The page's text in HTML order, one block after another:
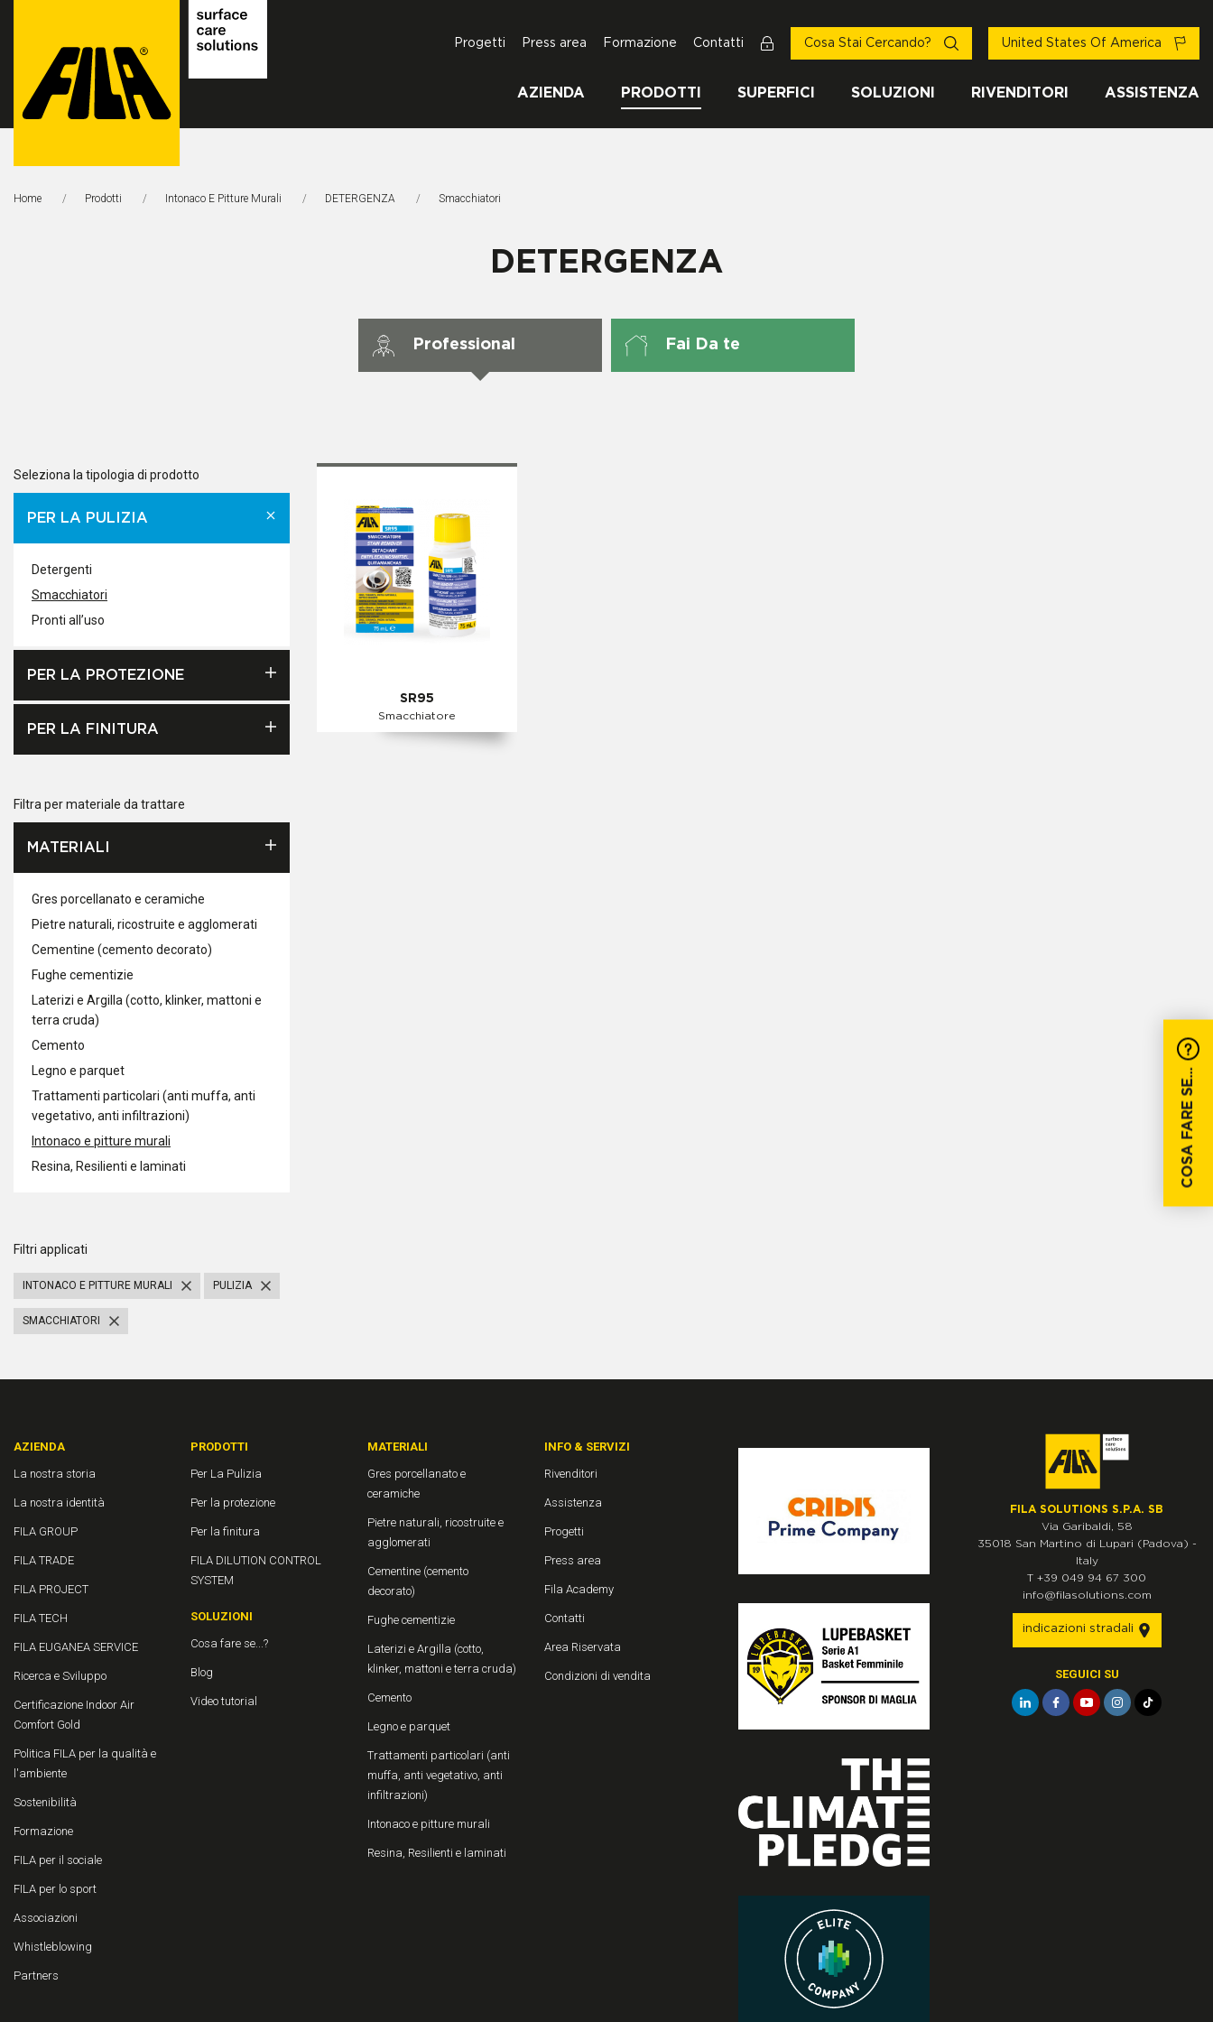
Solutions
AZIENDA PRODOTTI SUPERFICI SOLUZIONI RIVENDITORI ASSISTENZA
Progetti Press area Formazione Contatti Cosa Stai Cercando? United States Of America
COSA FARE SE...
Home Prodotti Intonaco E Pitture Murali DETERGENZA Pagina Corrente:
Smacchiatori
DETERGENZA
Professional Fai Da te
Seleziona la tipologia di prodotto
PER LA PULIZIA
Detergenti
Smacchiatori
Pronti all’uso
PER LA PROTEZIONE
PER LA FINITURA
Filtra per materiale da trattare
MATERIALI
Gres porcellanato e ceramiche
Pietre naturali, ricostruite e agglomerati
Cementine (cemento decorato)
Fughe cementizie
Laterizi e Argilla (cotto, klinker, mattoni e
terra cruda)
Cemento
Legno e parquet
Trattamenti particolari (anti muffa, anti
vegetativo, anti infiltrazioni)
Intonaco e pitture murali
Resina, Resilienti e laminati
Filtri applicati
INTONACO E PITTURE MURALI PULIZIA
SMACCHIATORI
SR95
Smacchiatore
AZIENDA
La nostra storia
La nostra identità
FILA GROUP
FILA TRADE
FILA PROJECT
FILA TECH
FILA EUGANEA SERVICE
Ricerca e Sviluppo
Certificazione Indoor Air
Comfort Gold
Politica FILA per la qualità e
l'ambiente
Sostenibilità
Formazione
FILA per il sociale
FILA per lo sport
Associazioni
Whistleblowing
Partners
PRODOTTI
Per La Pulizia
Per la protezione
Per la finitura
FILA DILUTION CONTROL
SYSTEM
SOLUZIONI
Cosa fare se...?
Blog
Video tutorial
MATERIALI
Gres porcellanato e
ceramiche
Pietre naturali, ricostruite e
agglomerati
Cementine (cemento
decorato)
Fughe cementizie
Laterizi e Argilla (cotto,
klinker, mattoni e terra cruda)
Cemento
Legno e parquet
Trattamenti particolari (anti
muffa, anti vegetativo, anti
infiltrazioni)
Intonaco e pitture murali
Resina, Resilienti e laminati
INFO & SERVIZI
Rivenditori
Assistenza
Progetti
Press area
Fila Academy
Contatti
Area Riservata
Condizioni di vendita
FILA SOLUTIONS S.P.A. SB
Via Garibaldi, 58
35018 San Martino di Lupari (Padova) -
Italy
T +39 049 94 67 300
info@filasolutions.com
indicazioni stradali
SEGUICI SU